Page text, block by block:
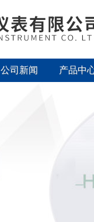
公司新闻 产品中